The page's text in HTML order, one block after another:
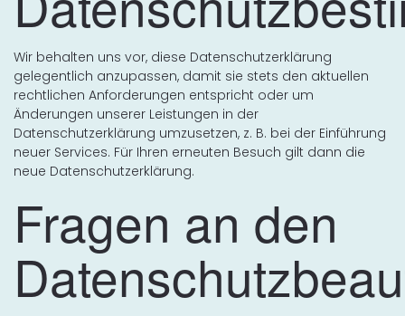
Wir behalten uns vor, diese Datenschutzerklärung
gelegentlich anzupassen, damit sie stets den aktuellen
rechtlichen Anforderungen entspricht oder um
Änderungen unserer Leistungen in der
Datenschutzerklärung umzusetzen, z. B. bei der Einführung
neuer Services. Für Ihren erneuten Besuch gilt dann die
neue Datenschutzerklärung.
Fragen an den